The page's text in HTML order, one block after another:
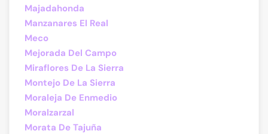
Majadahonda
Manzanares El Real
Meco
Mejorada Del Campo
Miraflores De La Sierra
Montejo De La Sierra
Moraleja De Enmedio
Moralzarzal
Morata De Tajuña